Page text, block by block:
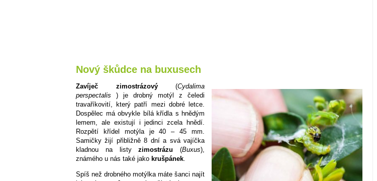
Nový škůdce na buxusech
Zavíječ zimostrázový (Cydalima
perspectalis ) je drobný motýl z čeledi
travaříkovití, který patří mezi dobré letce.
Dospělec má obvykle bílá křídla s hnědým
lemem, ale existují i jedinci zcela hnědí.
Rozpětí křídel motýla je 40 – 45 mm.
Samičky žijí přibližně 8 dní a svá vajíčka
kladnou na listyzimostrázu (Buxus),
známého u nás také jako krušpánek.
Spíš než drobného motýlka máte šanci najít